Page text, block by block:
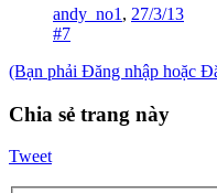
andy_no1 , 27/3/13
#7
(Bạn phải Đăng nhập hoặc
Chia sẻ trang này
Tweet